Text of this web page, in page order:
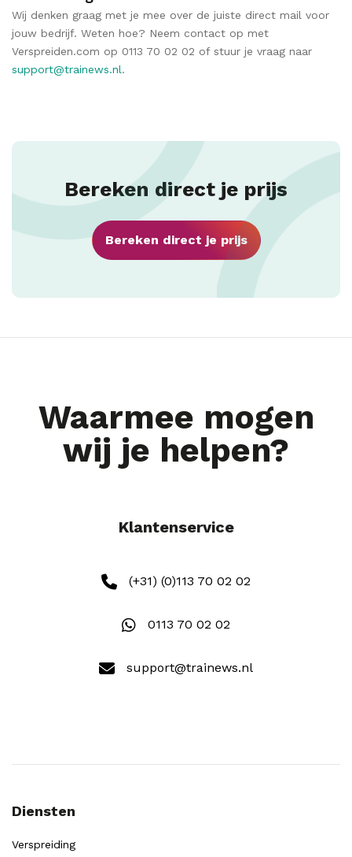
Wij denken graag met je mee over de juiste direct mail voor
jouw bedrijf. Weten hoe? Neem contact op met
Verspreiden.com op 0113 70 02 02 of stuur je vraag naar
support@trainews.nl.
Bereken direct je prijs
Bereken direct je prijs
Waarmee mogen
wij je helpen?
Klantenservice
(+31) (0)113 70 02 02
0113 70 02 02
support@trainews.nl
Diensten
Verspreiding